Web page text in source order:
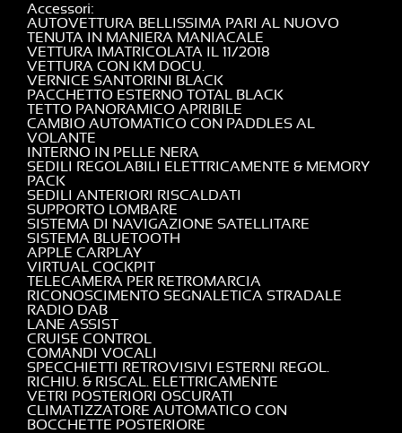
Accessori
AUTOVETTURA BELLISSIMA PARI AL NUOVO
TENUTA IN MANIERA MANIACALE
VETTURA IMATRICOLATA IL 11/2018
VETTURA CON KM DOCU.
VERNICE SANTORINI BLACK
PACCHETTO ESTERNO TOTAL BLACK
TETTO PANORAMICO APRIBILE
CAMBIO AUTOMATICO CON PADDLES AL
VOLANTE
INTERNO IN PELLE NERA
SEDILI REGOLABILI ELETTRICAMENTE & MEMORY
PACK
SEDILI ANTERIORI RISCALDATI
SUPPORTO LOMBARE
SISTEMA DI NAVIGAZIONE SATELLITARE
SISTEMA BLUETOOTH
APPLE CARPLAY
VIRTUAL COCKPIT
TELECAMERA PER RETROMARCIA
RICONOSCIMENTO SEGNALETICA STRADALE
RADIO DAB
LANE ASSIST
CRUISE CONTROL
COMANDI VOCALI
SPECCHIETTI RETROVISIVI ESTERNI REGOL.
RICHIU. & RISCAL. ELETTRICAMENTE
VETRI POSTERIORI OSCURATI
CLIMATIZZATORE AUTOMATICO CON
BOCCHETTE POSTERIORE